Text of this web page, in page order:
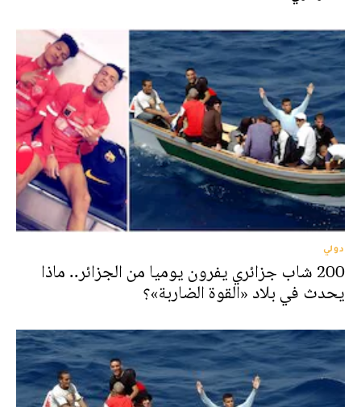
دولي
200 شاب جزائري يفرون يوميا من الجزائر.. ماذا
يحدث في بلاد «القوة الضاربة»؟